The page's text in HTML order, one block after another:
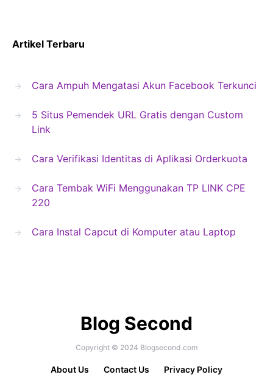
Artikel Terbaru
Cara Ampuh Mengatasi Akun Facebook Terkunci
5 Situs Pemendek URL Gratis dengan Custom
Link
Cara Verifikasi Identitas di Aplikasi Orderkuota
Cara Tembak WiFi Menggunakan TP LINK CPE
220
Cara Instal Capcut di Komputer atau Laptop
Blog Second
Copyright © 2024 Blogsecond.com
About Us Contact Us Privacy Policy